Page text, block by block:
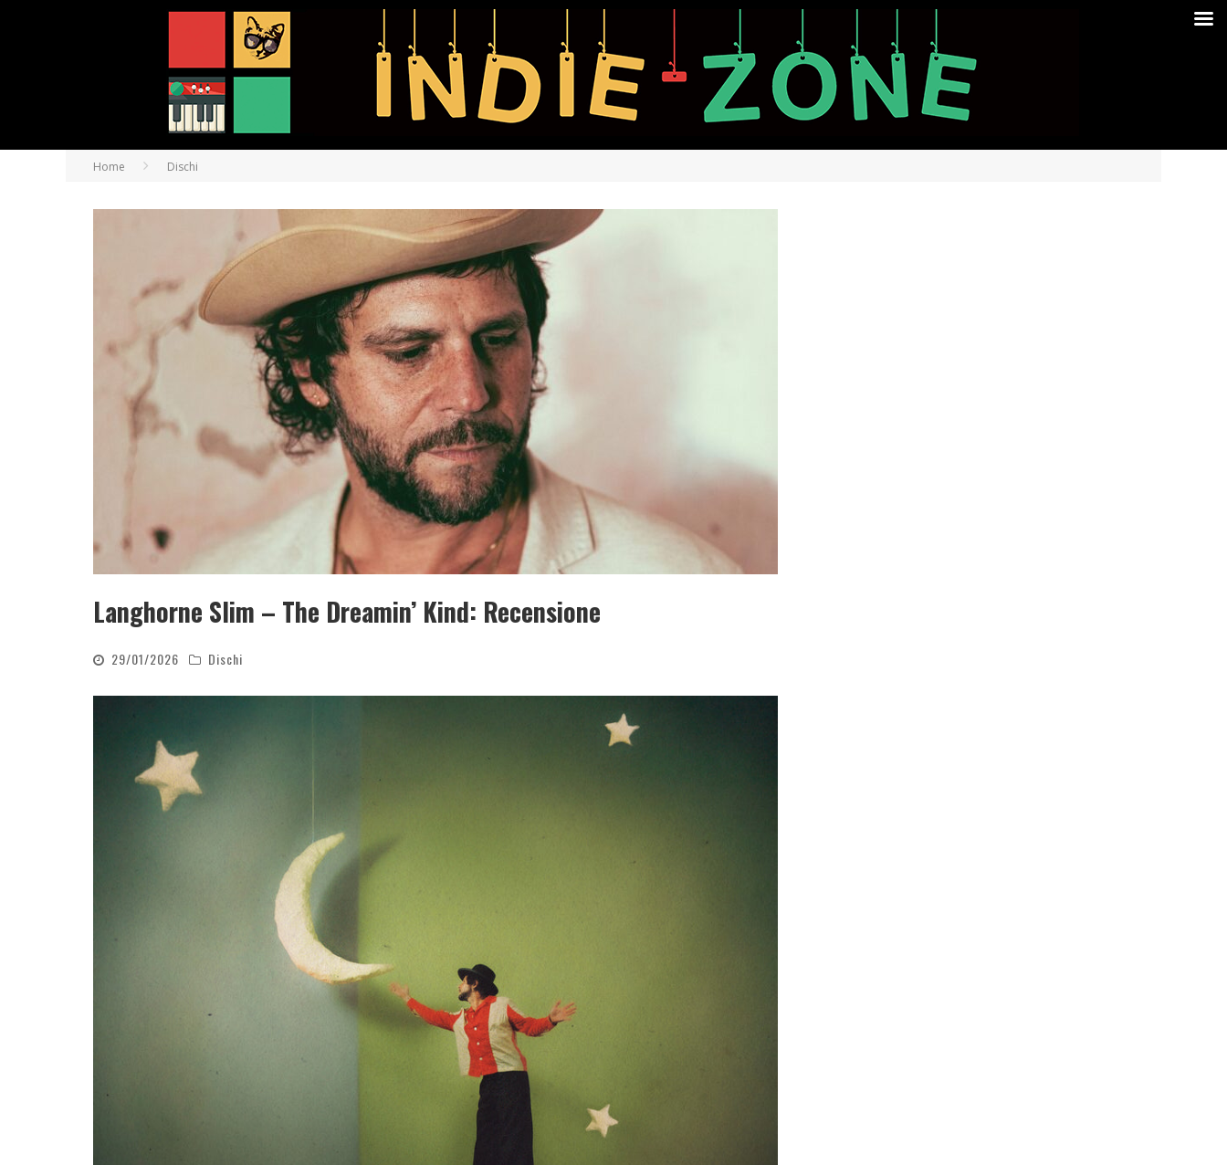
Home Dischi
Langhorne Slim – The Dreamin’ Kind: Recensione
29/01/2026 Dischi